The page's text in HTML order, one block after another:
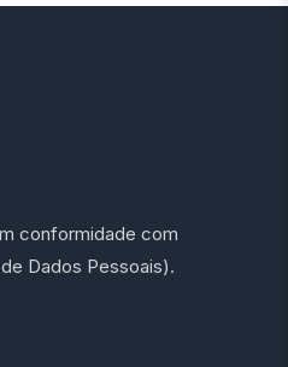
conformidade com
Dados Pessoais).